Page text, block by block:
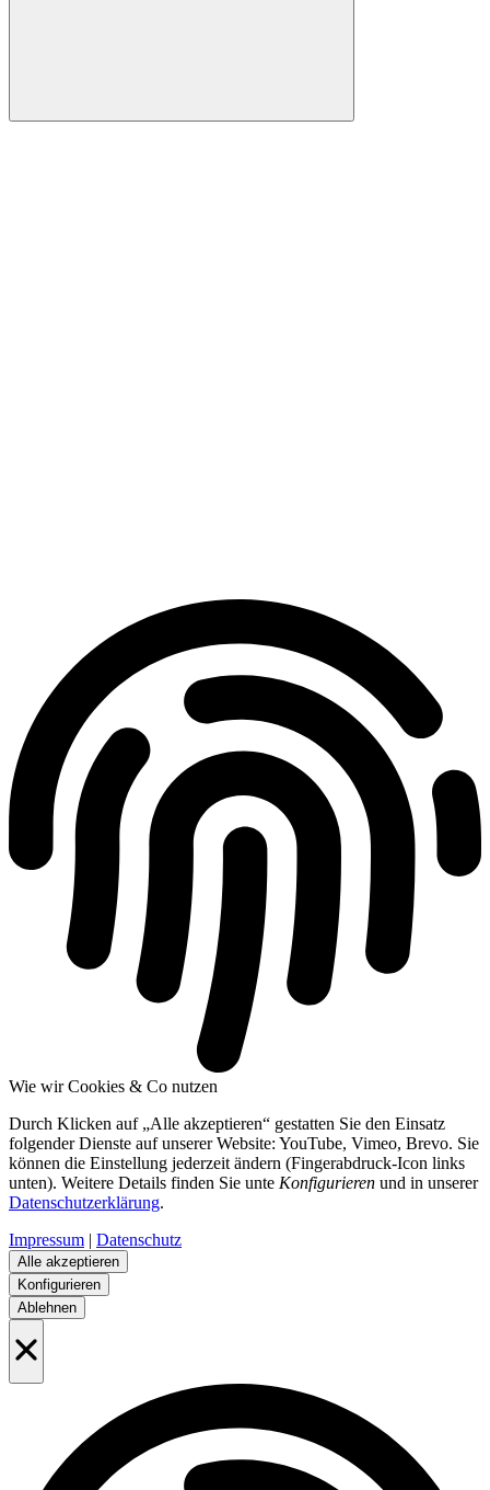
Wie wir Cookies & Co nutzen
Durch Klicken auf „Alle akzeptieren“ gestatten Sie den Einsatz
folgender Dienste auf unserer Website: YouTube, Vimeo, Brevo. Sie
können die Einstellung jederzeit ändern (Fingerabdruck-Icon links
unten). Weitere Details finden Sie unte Konfigurieren und in unserer
Datenschutzerklärung.
Impressum | Datenschutz
Alle akzeptieren
Konfigurieren
Ablehnen